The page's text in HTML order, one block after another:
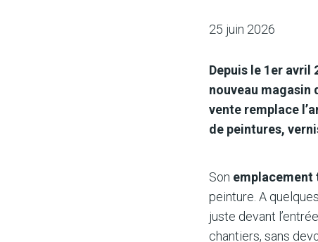
25 juin 2026
Depuis le 1er
nouveau magasin
vente remplace
de peintures,
Son emplacement
peinture. A
juste devant
chantiers, sans